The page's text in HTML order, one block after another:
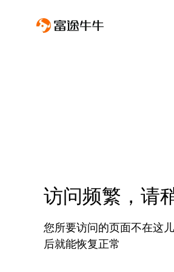
访问频繁，请
您所要访问的页面不在这
后就能恢复正常